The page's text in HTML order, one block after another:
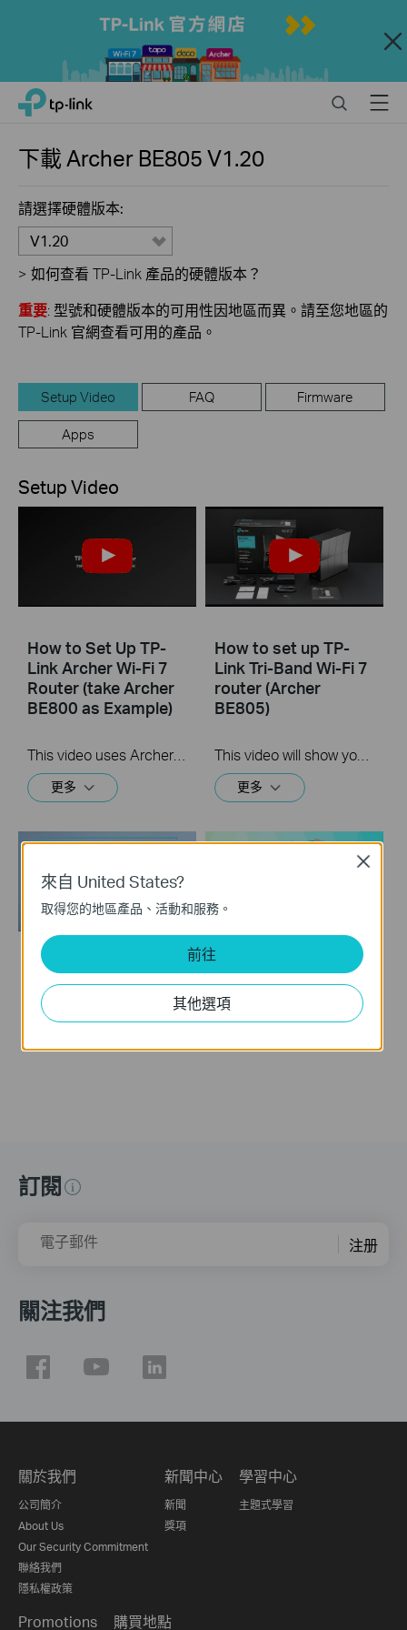
Close
Click
navigation
TP-Link, Reliably Smart SearchMenu
下載Archer BE805V1.20
請選擇硬體版本:
V1.20
> 如何查看 TP-Link 產品的硬體版本？
重要: 型號和硬體版本的可用性因地區而異。請至您地區的
TP-Link 官網查看可用的產品。
Setup Video FAQ Firmware
Apps
Setup Video
How to Set Up TP-
Link Archer Wi-Fi 7
Router (take Archer
BE800 as Example)
更多
How to set up TP-
Link Tri-Band Wi-Fi 7
router (Archer
BE805)
This video will show you how to set up TP-Link Tri-Band Wi-Fi 7 Router (Archer BE805, etc.).
更多
How to Resolve
Double NAT using
Starlink
How to Configure a
TP-Link Router with
Starlink
訂閱
電子郵件 注册
關注我們
關於我們
公司簡介
About Us
Our Security Commitment
聯絡我們
隱私權政策
新聞中心
新聞
獎項
學習中心
主題式學習
Promotions 購買地點
來自 United States?
取得您的地區產品、活動和服務。
前往
其他選項
Close